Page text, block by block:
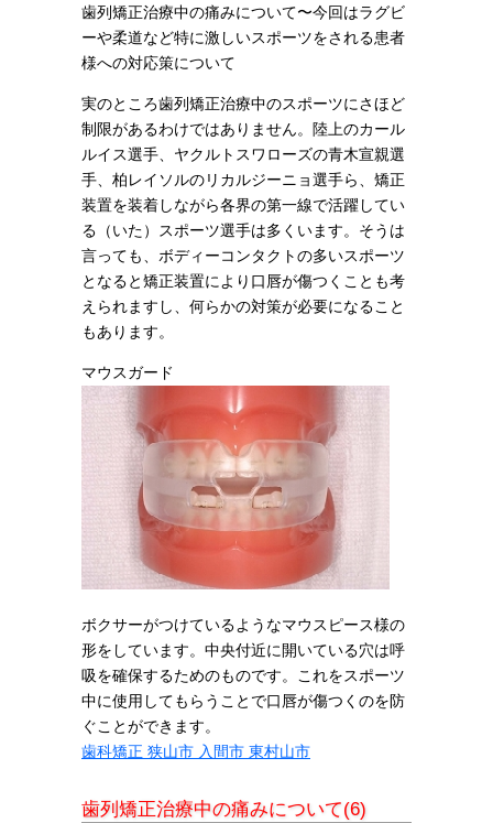
歯列矯正治療中の痛みについて〜今回はラグビ
ーや柔道など特に激しいスポーツをされる患者
様への対応策について
実のところ歯列矯正治療中のスポーツにさほど
制限があるわけではありません。陸上のカール
ルイス選手、ヤクルトスワローズの青木宣親選
手、柏レイソルのリカルジーニョ選手ら、矯正
装置を装着しながら各界の第一線で活躍してい
る（いた）スポーツ選手は多くいます。そうは
言っても、ボディーコンタクトの多いスポーツ
となると矯正装置により口唇が傷つくことも考
えられますし、何らかの対策が必要になること
もあります。
マウスガード
ボクサーがつけているようなマウスピース様の
形をしています。中央付近に開いている穴は呼
吸を確保するためのものです。これをスポーツ
中に使用してもらうことで口唇が傷つくのを防
ぐことができます。
歯科矯正 狭山市 入間市 東村山市
歯列矯正治療中の痛みについて(6)